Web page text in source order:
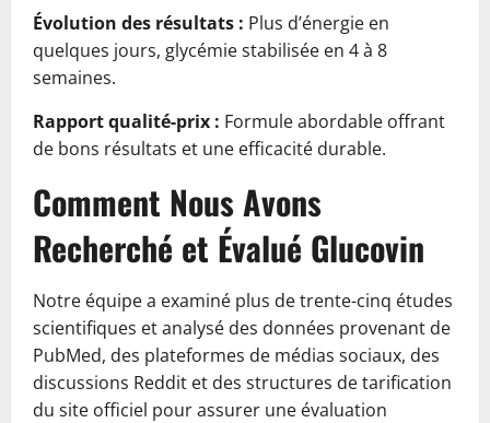
Évolution des résultats : Plus d’énergie en
quelques jours, glycémie stabilisée en 4 à 8
semaines.
Rapport qualité-prix : Formule abordable offrant
de bons résultats et une efficacité durable.
Comment Nous Avons
Recherché et Évalué Glucovin
Notre équipe a examiné plus de trente-cinq études
scientifiques et analysé des données provenant de
PubMed, des plateformes de médias sociaux, des
discussions Reddit et des structures de tarification
du site officiel pour assurer une évaluation